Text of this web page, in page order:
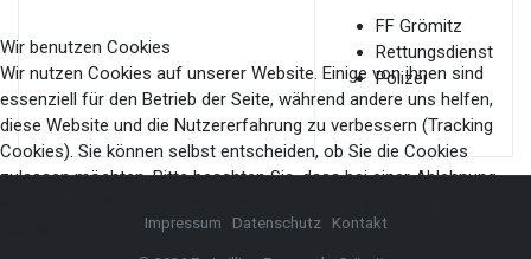
FF Grömitz
Rettungsdienst
Polizei
Impressum Datenschutz Kontakt
Wir benutzen Cookies
Wir nutzen Cookies auf unserer Website. Einige von ihnen sind
essenziell für den Betrieb der Seite, während andere uns helfen,
diese Website und die Nutzererfahrung zu verbessern (Tracking
Cookies). Sie können selbst entscheiden, ob Sie die Cookies
zulassen möchten. Bitte beachten Sie, dass bei einer Ablehnung